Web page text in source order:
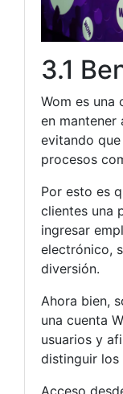
3.1
Wom es una
en mantener
evitando
procesos
Por esto es
clientes una
ingresar
electrónico,
diversión.
Ahora bien,
una cuenta
usuarios y
distinguir los
Acceso